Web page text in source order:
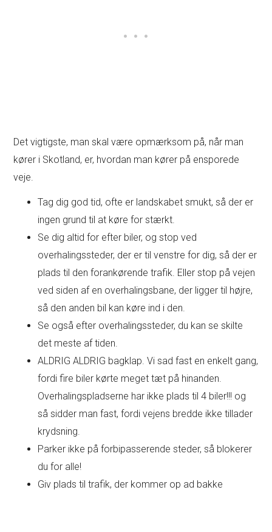
Det vigtigste, man skal være opmærksom på, når man
kører i Skotland, er, hvordan man kører på ensporede
veje.
Tag dig god tid, ofte er landskabet smukt, så der er
ingen grund til at køre for stærkt.
Se dig altid for efter biler, og stop ved
overhalingssteder, der er til venstre for dig, så der er
plads til den forankørende trafik. Eller stop på vejen
ved siden af en overhalingsbane, der ligger til højre,
så den anden bil kan køre ind i den.
Se også efter overhalingssteder, du kan se skilte
det meste af tiden.
ALDRIG ALDRIG bagklap. Vi sad fast en enkelt gang,
fordi fire biler kørte meget tæt på hinanden.
Overhalingspladserne har ikke plads til 4 biler!!! og
så sidder man fast, fordi vejens bredde ikke tillader
krydsning.
Parker ikke på forbipasserende steder, så blokerer
du for alle!
Giv plads til trafik, der kommer op ad bakke